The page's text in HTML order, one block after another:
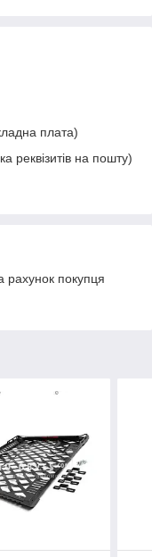
плата)
реквізитів на пошту)
рахунок покупця